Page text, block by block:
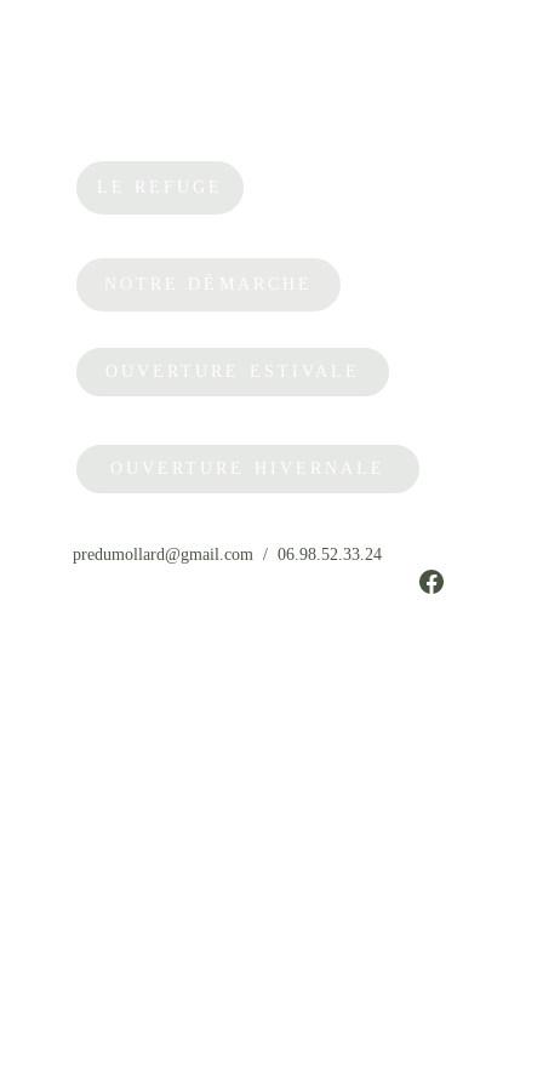
LE REFUGE
OUVERTURE ESTIVALE
OUVERTURE HIVERNALE
predumollard@gmail.com  /  06.98.52.33.24